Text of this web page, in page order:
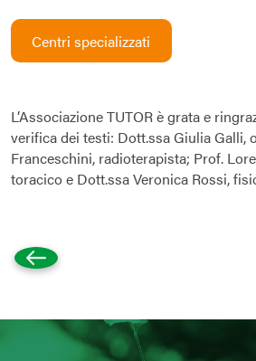
Centri specializzati
L’Associazione TUTOR è grata e
verifica dei testi: Dott.ssa Giulia Galli,
Franceschini, radioterapista; Prof.
toracico e Dott.ssa Veronica Rossi,